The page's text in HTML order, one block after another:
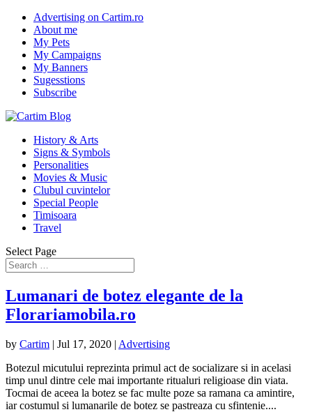
Advertising on Cartim.ro
About me
My Pets
My Campaigns
My Banners
Sugesstions
Subscribe
History & Arts
Signs & Symbols
Personalities
Movies & Music
Clubul cuvintelor
Special People
Timisoara
Travel
Select Page
Lumanari de botez elegante de la
Florariamobila.ro
by Cartim | Jul 17, 2020 | Advertising
Botezul micutului reprezinta primul act de socializare si in acelasi
timp unul dintre cele mai importante ritualuri religioase din viata.
Tocmai de aceea la botez se fac multe poze sa ramana ca amintire,
iar costumul si lumanarile de botez se pastreaza cu sfintenie....